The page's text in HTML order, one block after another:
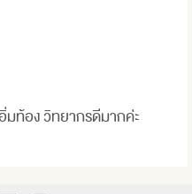
มท้อง วิทยากรดีมากค่ะ